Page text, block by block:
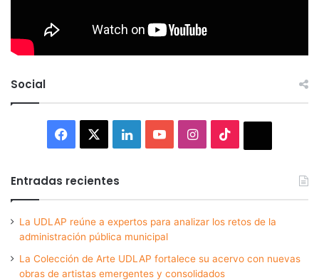
Social
Facebook LinkedInYouTubeInstagram
Entradas recientes
La UDLAP reúne a expertos para analizar los retos de la
administración pública municipal
La Colección de Arte UDLAP fortalece su acervo con nuevas
obras de artistas emergentes y consolidados